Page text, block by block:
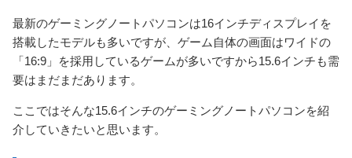
最新のゲーミングノートパソコンは16インチディスプレイを
搭載したモデルも多いですが、ゲーム自体の画面はワイドの
「16:9」を採用しているゲームが多いですから15.6インチも需
要はまだまだあります。
ここではそんな15.6インチのゲーミングノートパソコンを紹
介していきたいと思います。